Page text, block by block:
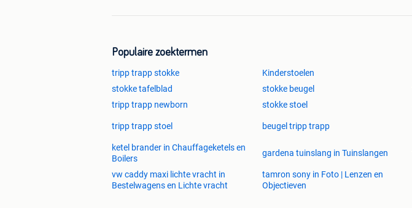
Populaire zoektermen
tripp trapp stokke Kinderstoelen
stokke tafelblad
stokke beugel
tripp trapp newborn
stokke stoel
tripp trapp stoel beugel tripp trapp
ketel brander in Chauffageketels en
Boilers
gardena tuinslang in Tuinslangen
vw caddy maxi lichte vracht in
Bestelwagens en Lichte vracht
tamron sony in Foto | Lenzen en
Objectieven